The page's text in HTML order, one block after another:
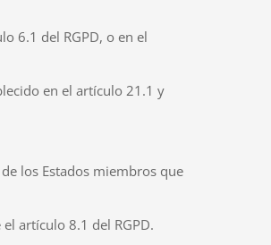
6.1 del RGPD, o en el
en el artículo 21.1 y
los Estados miembros que
artículo 8.1 del RGPD.